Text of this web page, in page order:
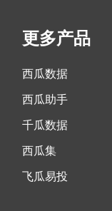
更多产品
西瓜数据
西瓜助手
千瓜数据
西瓜集
飞瓜易投